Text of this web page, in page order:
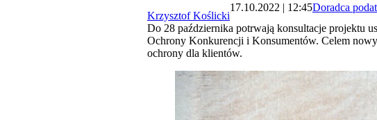
Krzysztof Koślicki
17.10.2022 | 12:45Doradca
Do 28 października potrwają konsultacje projektu
Ochrony Konkurencji i Konsumentów. Celem
ochrony dla klientów.